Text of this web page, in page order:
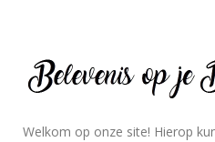
Welkom op onze site! Hierop